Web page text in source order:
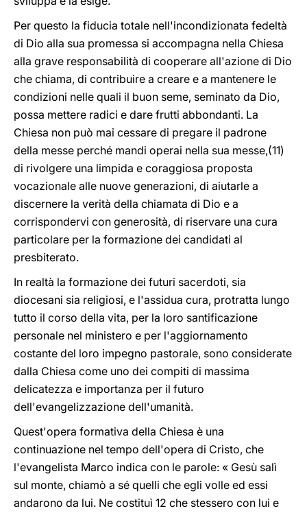
Per questo la fiducia totale nell'incondizionata fedeltà
di Dio alla sua promessa si accompagna nella Chiesa
alla grave responsabilità di cooperare all'azione di Dio
che chiama, di contribuire a creare e a mantenere le
condizioni nelle quali il buon seme, seminato da Dio,
possa mettere radici e dare frutti abbondanti. La
Chiesa non può mai cessare di pregare il padrone
della messe perché mandi operai nella sua messe,(11)
di rivolgere una limpida e coraggiosa proposta
vocazionale alle nuove generazioni, di aiutarle a
discernere la verità della chiamata di Dio e a
corrispondervi con generosità, di riservare una cura
particolare per la formazione dei candidati al
presbiterato.
In realtà la formazione dei futuri sacerdoti, sia
diocesani sia religiosi, e l'assidua cura, protratta lungo
tutto il corso della vita, per la loro santificazione
personale nel ministero e per l'aggiornamento
costante del loro impegno pastorale, sono considerate
dalla Chiesa come uno dei compiti di massima
delicatezza e importanza per il futuro
dell'evangelizzazione dell'umanità.
Quest'opera formativa della Chiesa è una
continuazione nel tempo dell'opera di Cristo, che
l'evangelista Marco indica con le parole: « Gesù salì
sul monte, chiamò a sé quelli che egli volle ed essi
andarono da lui. Ne costituì 12 che stessero con lui e